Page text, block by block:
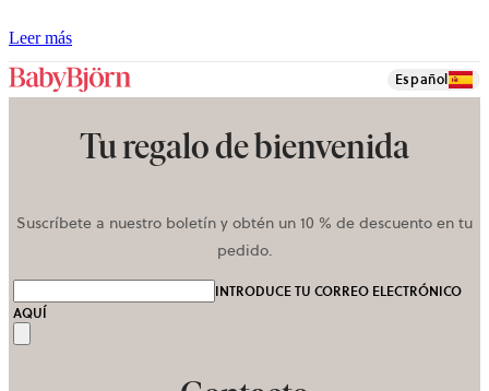
Leer más
Español
Tu regalo de bienvenida
Suscríbete a nuestro boletín y obtén un 10 % de descuento en tu
pedido.
INTRODUCE TU CORREO ELECTRÓNICO
AQUÍ